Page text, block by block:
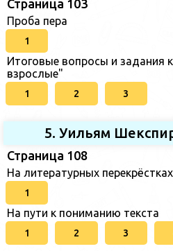
Страница 103
Проба пера
1
Итоговые вопросы и задания
взрослые"
1 2 3
5. Уильям
Страница 108
На литературных перекрёстках
1
На пути к пониманию текста
1 2 3